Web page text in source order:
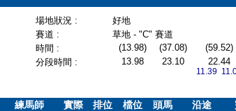
場地狀況 :
好地
賽道 :
草地 - "C" 賽道
時間 : (13.98) (37.08) (59.52)
分段時間 :
13.98 23.10 22.44
11.39
練馬師
實際
排位
檔位
頭馬
沿途